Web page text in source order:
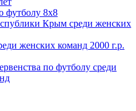
футболу 8х8
Крым среди женских
женских команд 2000 г.р.
по футболу среди